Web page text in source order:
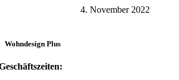
4. November 2022
Wohndesign Plus